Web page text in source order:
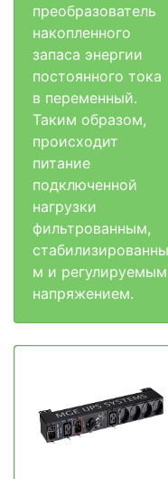
преобразователь
накопленного
запаса энергии
постоянного тока
в переменный.
Таким образом,
происходит
питание
подключенной
нагрузки
фильтрованным,
стабилизированны
м и регулируемым
напряжением.